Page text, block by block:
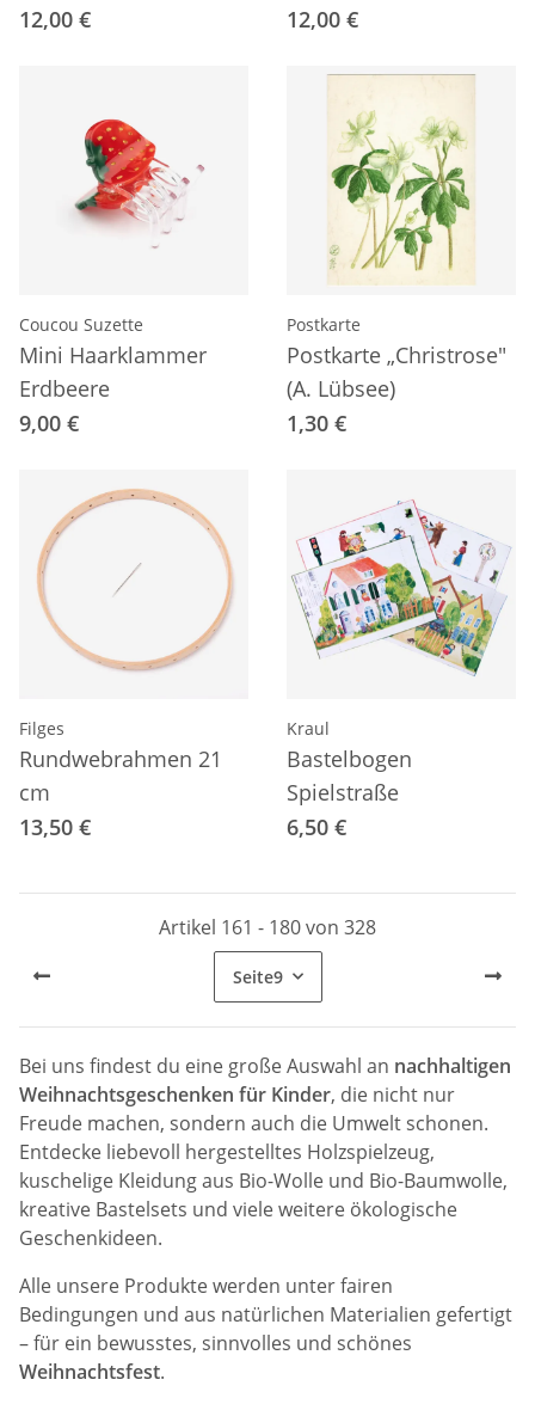
12,00 €
Postkarten A5)
12,00 €
Coucou Suzette
Mini Haarklammer
Erdbeere
9,00 €
Postkarte
Postkarte „Christrose"
(A. Lübsee)
1,30 €
Filges
Rundwebrahmen 21
cm
13,50 €
Kraul
Bastelbogen
Spielstraße
6,50 €
Artikel 161 - 180 von 328
Seite9
Bei uns findest du eine große Auswahl an nachhaltigen
Weihnachtsgeschenken für Kinder, die nicht nur
Freude machen, sondern auch die Umwelt schonen.
Entdecke liebevoll hergestelltes Holzspielzeug,
kuschelige Kleidung aus Bio-Wolle und Bio-Baumwolle,
kreative Bastelsets und viele weitere ökologische
Geschenkideen.
Alle unsere Produkte werden unter fairen
Bedingungen und aus natürlichen Materialien gefertigt
– für ein bewusstes, sinnvolles und schönes
Weihnachtsfest.